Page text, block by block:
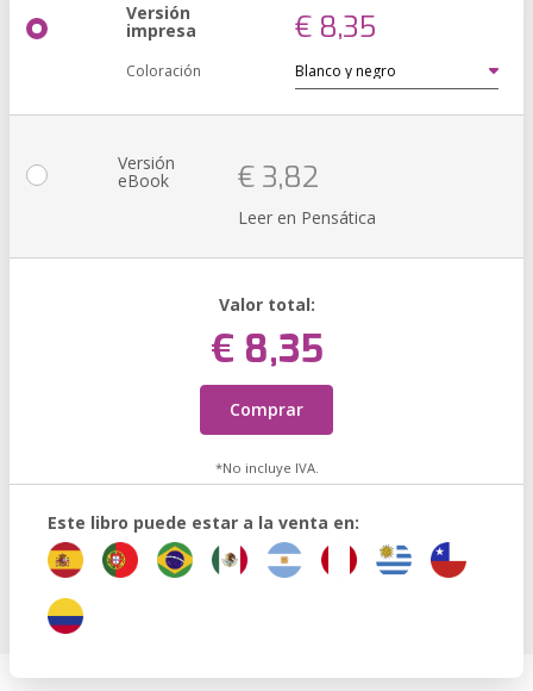
Versión
impresa € 8,35
Coloración
Versión
eBook € 3,82
Leer en Pensática
Valor total:
€ 8,35
Comprar
*No incluye IVA.
Este libro puede estar a la venta en: